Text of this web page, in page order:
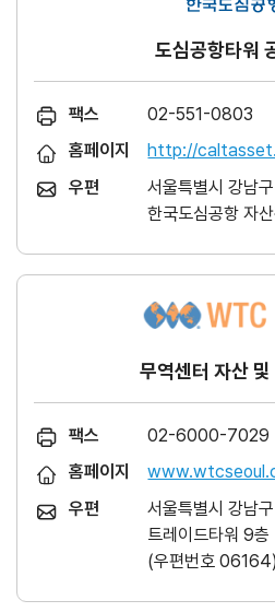
도심공항타워
팩스
02-551-0803
홈페이지
http://
우편
서울특별시 강남
한국도심공항 자
무역센터 자산 및
팩스
02-6000-7029
홈페이지
우편
서울특별시 강남
트레이드타워 9
(우편번호 06164)